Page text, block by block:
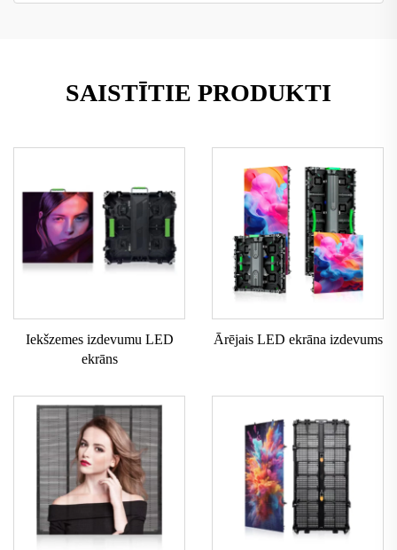
SAISTĪTIE PRODUKTI
Iekšzemes izdevumu LED
ekrāns
Ārējais LED ekrāna izdevums